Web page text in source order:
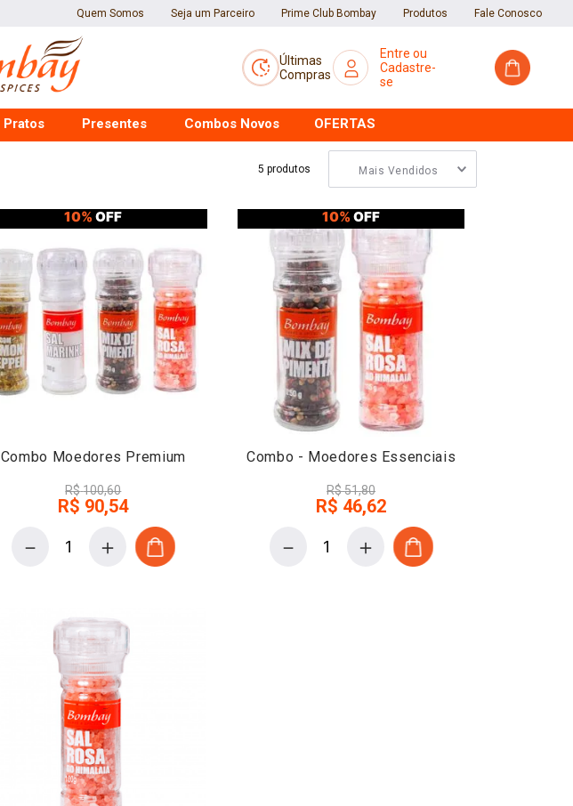
Quem Somos Seja um Parceiro Prime Club Bombay Produtos Fale Conosco
Últimas
Compras
Pratos Presentes Combos Novos OFERTAS
5 produtos Mais Vendidos
10%OFF
Combo Moedores Premium
R$100,60
R$ 90,54
＋
－
10%OFF
Combo - Moedores Essenciais
R$51,80
R$ 46,62
＋
－